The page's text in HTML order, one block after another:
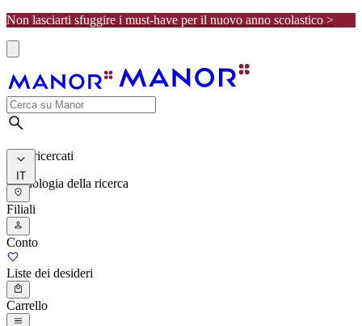
Non lasciarti sfuggire i must-have per il nuovo anno scolastico >
I più ricercati
Cronologia della ricerca
IT
Filiali
Conto
Liste dei desideri
Carrello